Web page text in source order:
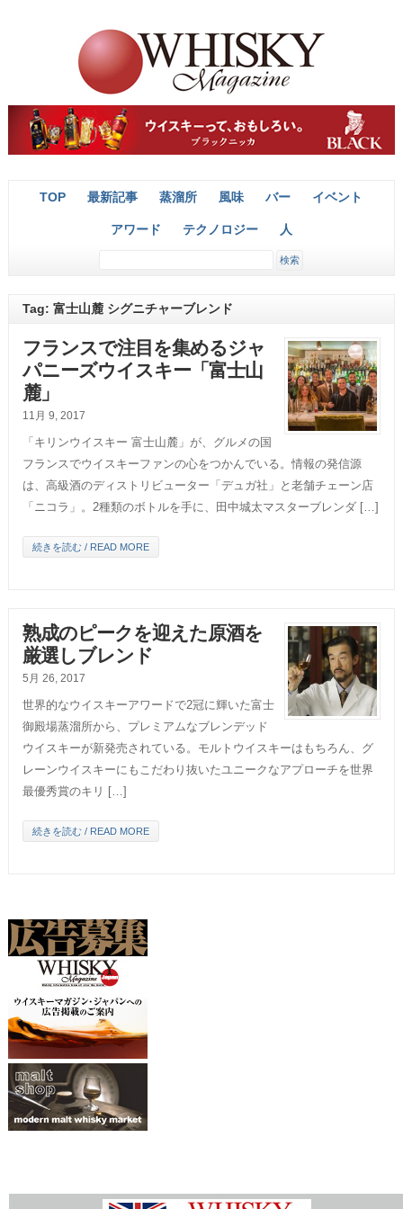
TOP 最新記事 蒸溜所 風味 バー イベント
アワード テクノロジー 人
Tag: 富士山麓 シグニチャーブレンド
フランスで注目を集めるジャ
パニーズウイスキー「富士山
麓」
11月 9, 2017
「キリンウイスキー 富士山麓」が、グルメの国
フランスでウイスキーファンの心をつかんでいる。情報の発信源
は、高級酒のディストリビューター「デュガ社」と老舗チェーン店
「ニコラ」。2種類のボトルを手に、田中城太マスターブレンダ […]
続きを読む / READ MORE
熟成のピークを迎えた原酒を
厳選しブレンド
5月 26, 2017
世界的なウイスキーアワードで2冠に輝いた富士
御殿場蒸溜所から、プレミアムなブレンデッド
ウイスキーが新発売されている。モルトウイスキーはもちろん、グ
レーンウイスキーにもこだわり抜いたユニークなアプローチを世界
最優秀賞のキリ […]
続きを読む / READ MORE